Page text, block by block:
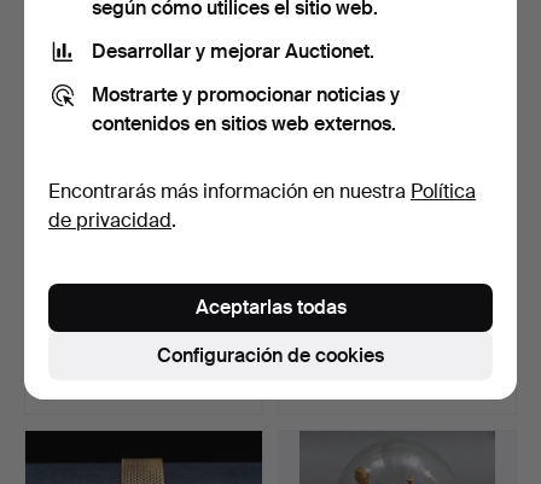
TISSOT SEASTAR SEVEN,
Subastado 28 dic 2024
SAVONETTE, cajas
exteriores de oro de 14k,…
Subastado 28 may 2026
12 pujas
según cómo utilices el sitio web.
Desarrollar y mejorar Auctionet.
Mostrarte y promocionar noticias y
contenidos en sitios web externos.
Encontrarás más información en nuestra Política
de privacidad.
Configuración de cookies
Aceptarlas todas